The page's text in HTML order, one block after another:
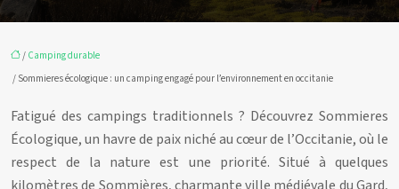
/ Camping durable
/ Sommieres écologique : un camping engagé pour l’environnement en occitanie
Fatigué des campings traditionnels ? Découvrez Sommieres
Écologique, un havre de paix niché au cœur de l’Occitanie, où le
respect de la nature est une priorité. Situé à quelques